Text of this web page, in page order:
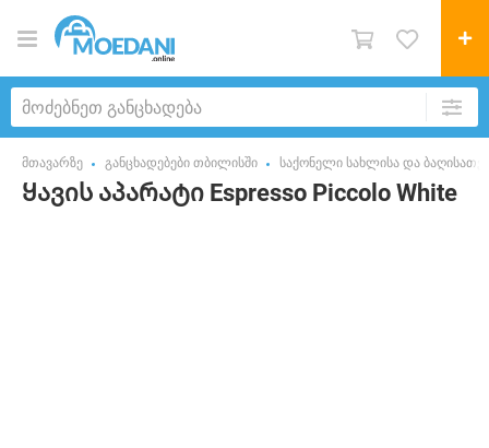
მთავარზე განცხადებები თბილისში საქონელი სახლისა და
Ყავის აპარატი Espresso Piccolo White